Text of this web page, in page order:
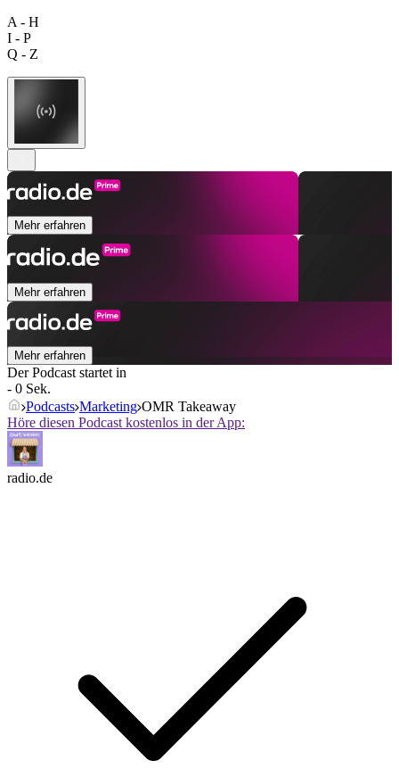
A - H
I - P
Q - Z
Mehr erfahren
Mehr erfahren
Mehr erfahren
Der Podcast startet in
- 0 Sek.
Podcasts Marketing OMR Takeaway
Höre diesen Podcast kostenlos in der App:
radio.de